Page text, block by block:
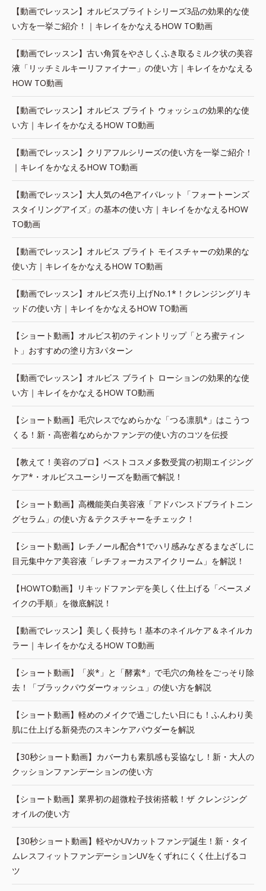
【動画でレッスン】オルビスブライトシリーズ3品の効果的な使
い方を一挙ご紹介！｜キレイをかなえるHOW TO動画
【動画でレッスン】古い角質をやさしくふき取るミルク状の美容
液「リッチミルキーリファイナー」の使い方｜キレイをかなえる
HOW TO動画
【動画でレッスン】オルビス ブライト ウォッシュの効果的な使
い方｜キレイをかなえるHOW TO動画
【動画でレッスン】クリアフルシリーズの使い方を一挙ご紹介！
｜キレイをかなえるHOW TO動画
【動画でレッスン】大人気の4色アイパレット「フォートーンズ
スタイリングアイズ」の基本の使い方｜キレイをかなえるHOW
TO動画
【動画でレッスン】オルビス ブライト モイスチャーの効果的な
使い方｜キレイをかなえるHOW TO動画
【動画でレッスン】オルビス売り上げNo.1*！クレンジングリキ
ッドの使い方｜キレイをかなえるHOW TO動画
【ショート動画】オルビス初のティントリップ「とろ蜜ティン
ト」おすすめの塗り方3パターン
【動画でレッスン】オルビス ブライト ローションの効果的な使
い方｜キレイをかなえるHOW TO動画
【ショート動画】毛穴レスでなめらかな「つる凛肌*」はこうつ
くる！新・高密着なめらかファンデの使い方のコツを伝授
【教えて！美容のプロ】ベストコスメ多数受賞の初期エイジング
ケア*・オルビスユーシリーズを動画で解説！
【ショート動画】高機能美白美容液「アドバンスドブライトニン
グセラム」の使い方＆テクスチャーをチェック！
【ショート動画】レチノール配合*1でハリ感みなぎるまなざしに
目元集中ケア美容液「レチフォーカスアイクリーム」を解説！
【HOWTO動画】リキッドファンデを美しく仕上げる「ベースメ
イクの手順」を徹底解説！
【動画でレッスン】美しく長持ち！基本のネイルケア＆ネイルカ
ラー｜キレイをかなえるHOW TO動画
【ショート動画】「炭*」と「酵素*」で毛穴の角栓をごっそり除
去！「ブラックパウダーウォッシュ」の使い方を解説
【ショート動画】軽めのメイクで過ごしたい日にも！ふんわり美
肌に仕上げる新発売のスキンケアパウダーを解説
【30秒ショート動画】カバー力も素肌感も妥協なし！新・大人の
クッションファンデーションの使い方
【ショート動画】業界初の超微粒子技術搭載！ザ クレンジング
オイルの使い方
【30秒ショート動画】軽やかUVカットファンデ誕生！新・タイ
ムレスフィットファンデーションUVをくずれにくく仕上げるコ
ツ